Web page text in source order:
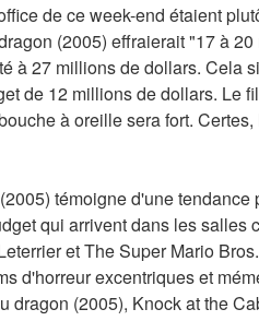
de ce week-end étaient
(2005) effraierait "17 à
à 27 millions de dollars. Cela
de 12 millions de dollars. Le
à oreille sera fort.
témoigne d'une
qui arrivent dans les salles
et The Super Mario
d'horreur excentriques et
dragon (2005), Knock at the